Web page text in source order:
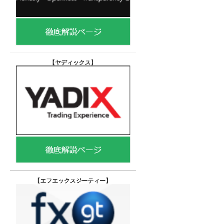
【ヤディックス】
【エフエックスジーティー】